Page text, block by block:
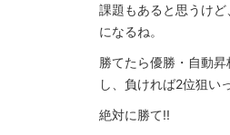
課題もあると思うけ
になるね。
勝てたら優勝・自動
し、負ければ2位狙い
絶対に勝て!!